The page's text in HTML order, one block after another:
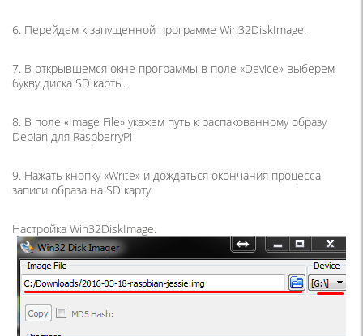
6. Перейдем к запущенной программе Win32DiskImage.
7. В открывшемся окне программы в поле «Device» выберем
букву диска SD карты.
8. В поле «Image File» укажем путь к распакованному образу
Debian для RaspberryPi
9. Нажать кнопку «Write» и дождаться окончания процесса
записи образа на SD карту.
Настройка Win32DiskImage.